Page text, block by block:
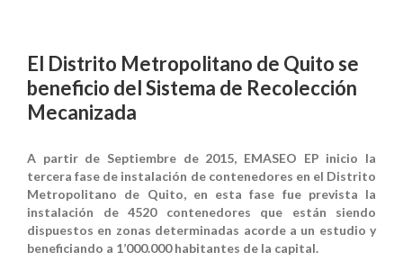
El Distrito Metropolitano de Quito se
beneficio del Sistema de Recolección
Mecanizada
A partir de Septiembre de 2015, EMASEO EP inicio la
tercera fase de instalación de contenedores en el Distrito
Metropolitano de Quito, en esta fase fue prevista la
instalación de 4520 contenedores que están siendo
dispuestos en zonas determinadas acorde a un estudio y
beneficiando a 1’000.000 habitantes de la capital.